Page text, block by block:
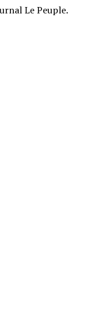
Le Peuple.